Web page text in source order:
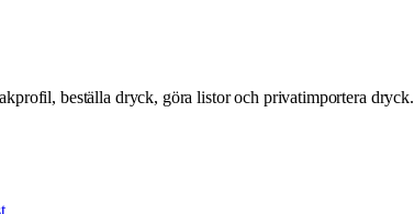
beställa dryck, göra listor och privatimportera dryck.